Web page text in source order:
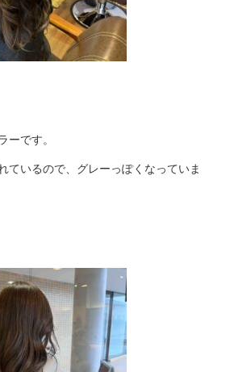
ーです。
ているので、グレーっぽくなっていま